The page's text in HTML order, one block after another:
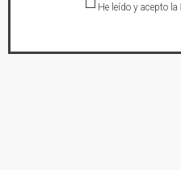
He leído y acepto la